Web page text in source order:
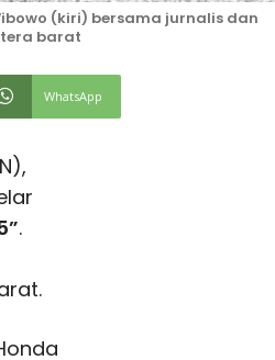
(kiri) bersama jurnalis dan
barat
WhatsApp
.